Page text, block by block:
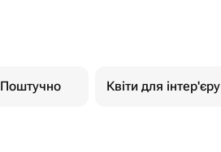
Поштучно Квіти для інтер'єру